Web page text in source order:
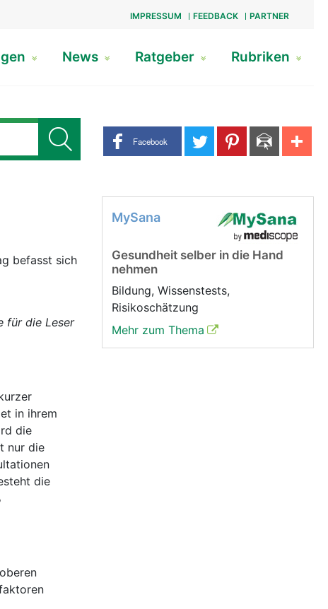
IMPRESSUM FEEDBACK PARTNER
News Ratgeber Rubriken
Share buttons
Facebook
befasst sich
für die Leser
in ihrem
die
nur die
die
MySana
Gesundheit selber in die Hand
nehmen
Bildung, Wissenstests,
Risikoschätzung
Mehr zum Thema